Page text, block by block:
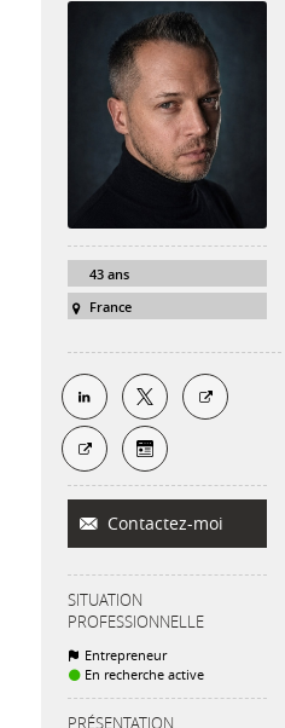
43 ans
France
Contactez-moi
SITUATION
PROFESSIONNELLE
Entrepreneur
En recherche active